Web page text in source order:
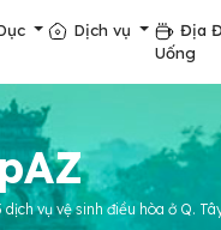
Dịch vụ
Địa
Uống
dịch vụ vệ sinh điều hòa ở Q.